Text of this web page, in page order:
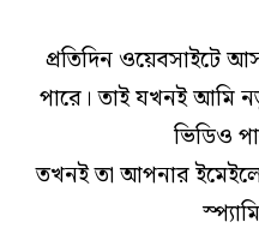
প্রতিদিন ওয়েবসাইটে
পারে। তাই যখনই আমি
ভিডিও
তখনই তা আপনার